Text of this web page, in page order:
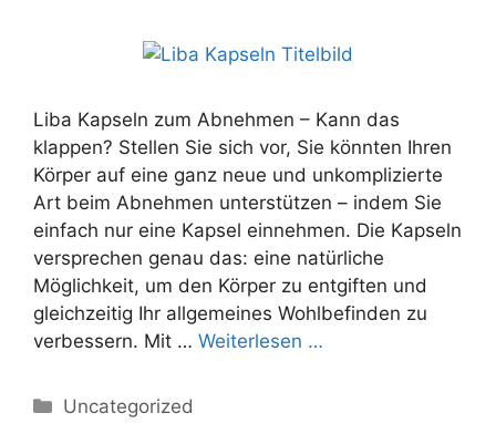
Liba Kapseln zum Abnehmen – Kann das
klappen? Stellen Sie sich vor, Sie könnten Ihren
Körper auf eine ganz neue und unkomplizierte
Art beim Abnehmen unterstützen – indem Sie
einfach nur eine Kapsel einnehmen. Die Kapseln
versprechen genau das: eine natürliche
Möglichkeit, um den Körper zu entgiften und
gleichzeitig Ihr allgemeines Wohlbefinden zu
verbessern. Mit … Weiterlesen …
Categories
Uncategorized